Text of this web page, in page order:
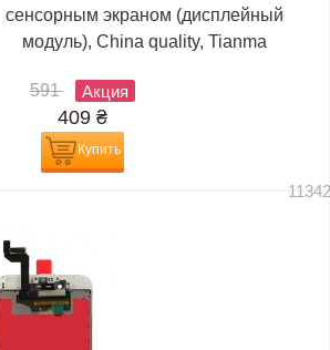
сенсорным экраном (дисплейный
модуль), China quality, Tianma
591 Акция
409 ₴
Купить